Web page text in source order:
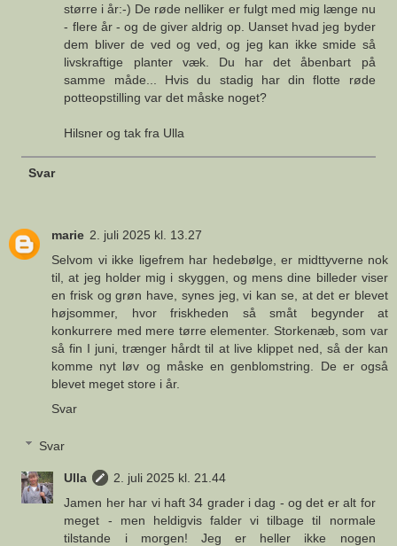
større i år:-) De røde nelliker er fulgt med mig længe nu
- flere år - og de giver aldrig op. Uanset hvad jeg byder
dem bliver de ved og ved, og jeg kan ikke smide så
livskraftige planter væk. Du har det åbenbart på
samme måde... Hvis du stadig har din flotte røde
potteopstilling var det måske noget?
Hilsner og tak fra Ulla
Svar
marie 2. juli 2025 kl. 13.27
Selvom vi ikke ligefrem har hedebølge, er midttyverne nok
til, at jeg holder mig i skyggen, og mens dine billeder viser
en frisk og grøn have, synes jeg, vi kan se, at det er blevet
højsommer, hvor friskheden så småt begynder at
konkurrere med mere tørre elementer. Storkenæb, som var
så fin I juni, trænger hårdt til at live klippet ned, så der kan
komme nyt løv og måske en genblomstring. De er også
blevet meget store i år.
Svar
Svar
Ulla
2. juli 2025 kl. 21.44
Jamen her har vi haft 34 grader i dag - og det er alt for
meget - men heldigvis falder vi tilbage til normale
tilstande i morgen! Jeg er heller ikke nogen